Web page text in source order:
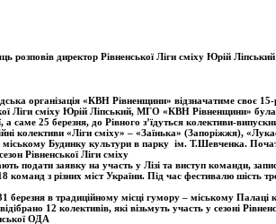
розповів директор Рівненської Ліги сміху Юрій
організація «КВН Рівненщини» відзначатиме своє 15-
Ліги сміху Юрій Ліпський, МГО «КВН Рівненщини»
а саме 25 березня, до Рівного з’їдуться колективи-
колективи «Ліги сміху» – «Заїнька» (Запоріжжя),
міському Будинку культури в парку ім. Т.Шевченка.
Рівненської Ліги сміху
подати заявку на участь у Лізі та виступ команди,
з різних міст України. Під час фестивалю шість
березня в традиційному місці гумору – міському Палаці
12 колективів, які візьмуть участь у сезоні
ОДА